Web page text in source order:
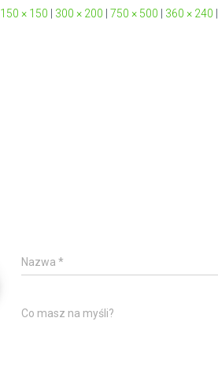
150 × 150 300 × 200 750 × 500 360 × 240
Nazwa *
Co masz na myśli?